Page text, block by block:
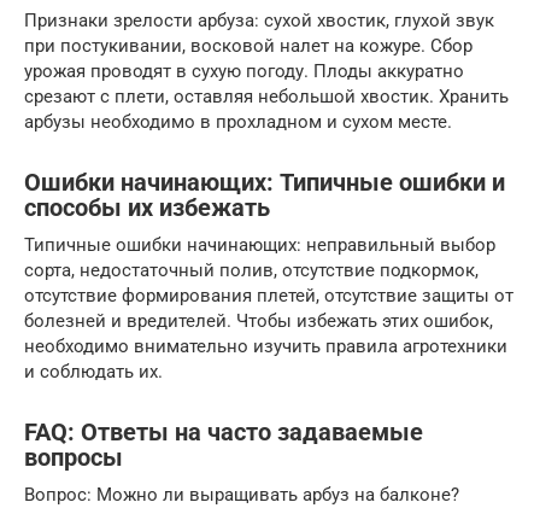
Признаки зрелости арбуза: сухой хвостик, глухой звук
при постукивании, восковой налет на кожуре. Сбор
урожая проводят в сухую погоду. Плоды аккуратно
срезают с плети, оставляя небольшой хвостик. Хранить
арбузы необходимо в прохладном и сухом месте.
Ошибки начинающих: Типичные ошибки и
способы их избежать
Типичные ошибки начинающих: неправильный выбор
сорта, недостаточный полив, отсутствие подкормок,
отсутствие формирования плетей, отсутствие защиты от
болезней и вредителей. Чтобы избежать этих ошибок,
необходимо внимательно изучить правила агротехники
и соблюдать их.
FAQ: Ответы на часто задаваемые
вопросы
Вопрос: Можно ли выращивать арбуз на балконе?